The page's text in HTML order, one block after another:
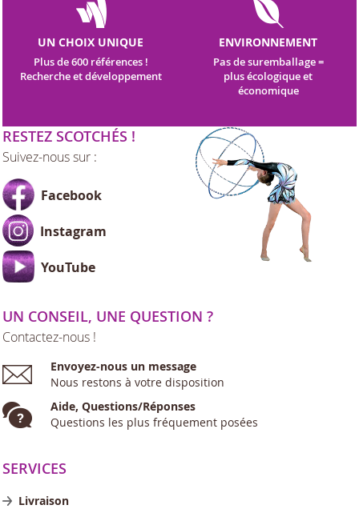
UN CHOIX UNIQUE
Plus de 600 références !
Recherche et développement
ENVIRONNEMENT
Pas de suremballage =
plus écologique et
économique
RESTEZ SCOTCHÉS !
Suivez-nous sur :
Facebook
Instagram
YouTube
UN CONSEIL, UNE QUESTION ?
Contactez-nous !
Envoyez-nous un message
Nous restons à votre disposition
Aide, Questions/Réponses
Questions les plus fréquement posées
SERVICES
Livraison